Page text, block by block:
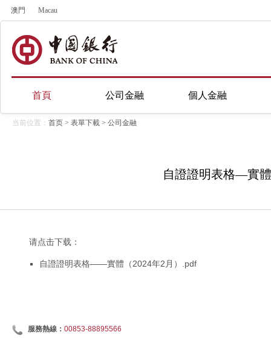
澳門 Macau
首頁 公司金融 個人金融
当前位置： 首页 > 表單下載 > 公司金融
自證證明表格—實體
请点击下载：
自證證明表格——實體（2024年2月）.pdf
服務熱線： 00853-88895566